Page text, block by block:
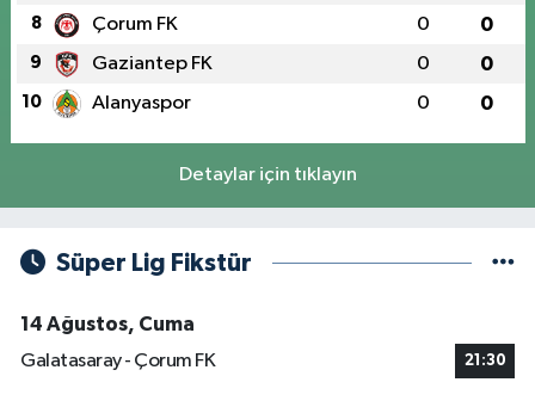
8 Çorum FK 0 0
9 Gaziantep FK 0 0
10 Alanyaspor 0 0
Detaylar için tıklayın
Süper Lig Fikstür
14 Ağustos, Cuma
Galatasaray - Çorum FK
21:30